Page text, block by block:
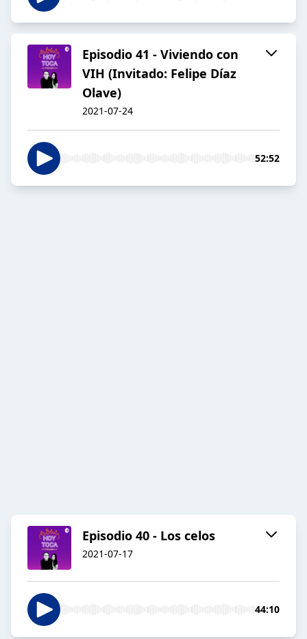
Episodio 41 - Viviendo con
VIH (Invitado: Felipe Díaz
Olave)
2021-07-24
52:52
Episodio 40 - Los celos
2021-07-17
44:10